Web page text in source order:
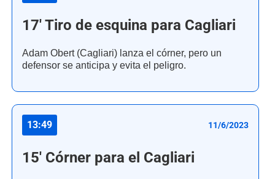
17' Tiro de esquina para Cagliari
Adam Obert (Cagliari) lanza el córner, pero un
defensor se anticipa y evita el peligro.
13:49 11/6/2023
15' Córner para el Cagliari